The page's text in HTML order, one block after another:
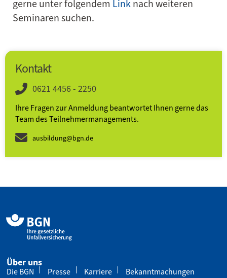
gerne unter folgendem Linknach weiteren
Seminaren suchen.
Kontakt
0621 4456 - 2250
Ihre Fragen zur Anmeldung beantwortet Ihnen gerne das
Team des Teilnehmer­­manage­ments.
ausbildung@bgn.de
Über uns
Die BGN Presse Karriere Bekanntmachungen